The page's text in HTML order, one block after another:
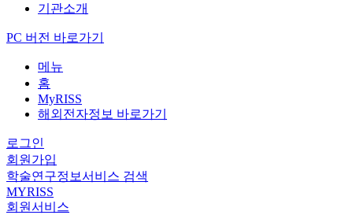
기관소개
PC 버전 바로가기
메뉴
홈
MyRISS
해외전자정보 바로가기
로그인
회원가입
학술연구정보서비스 검색
MYRISS
회원서비스